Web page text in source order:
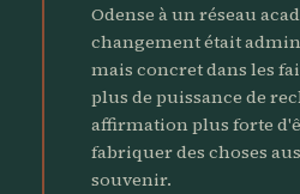
Odense à un réseau
changement était
mais concret dans les
plus de puissance de
affirmation plus forte
fabriquer des choses
souvenir.